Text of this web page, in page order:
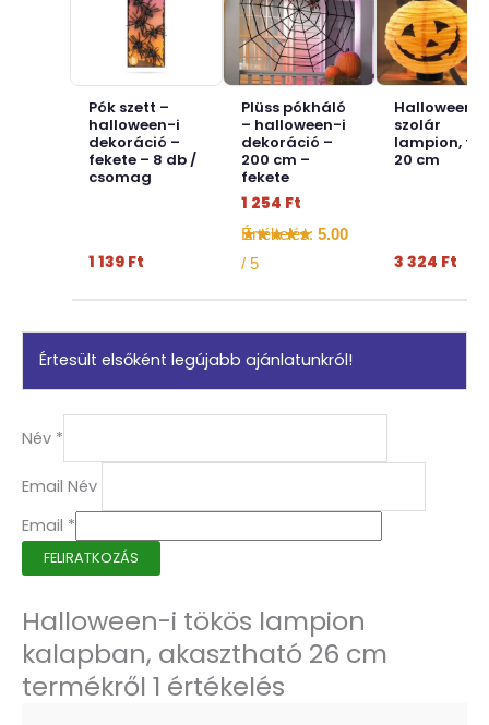
Pók szett –
halloween-i
dekoráció –
fekete – 8 db /
csomag
1 139 Ft
Plüss pókháló
– halloween-i
dekoráció –
200 cm –
fekete
1 254 Ft
Értékelés:5.00
/ 5
Halloween-i
szolár
lampion,
20 cm
3 324 Ft
Értesült elsőként legújabb ajánlatunkról!
Név *
Email Név
Email *
FELIRATKOZÁS
Halloween-i tökös lampion
kalapban, akasztható 26 cm
termékről 1 értékelés